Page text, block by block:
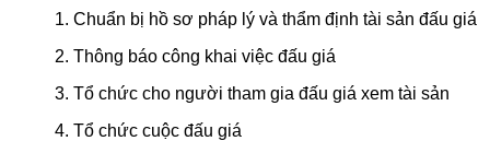
1. Chuẩn bị hồ sơ pháp lý và thẩm định tài sản đấu giá
2. Thông báo công khai việc đấu giá
3. Tổ chức cho người tham gia đấu giá xem tài sản
4. Tổ chức cuộc đấu giá